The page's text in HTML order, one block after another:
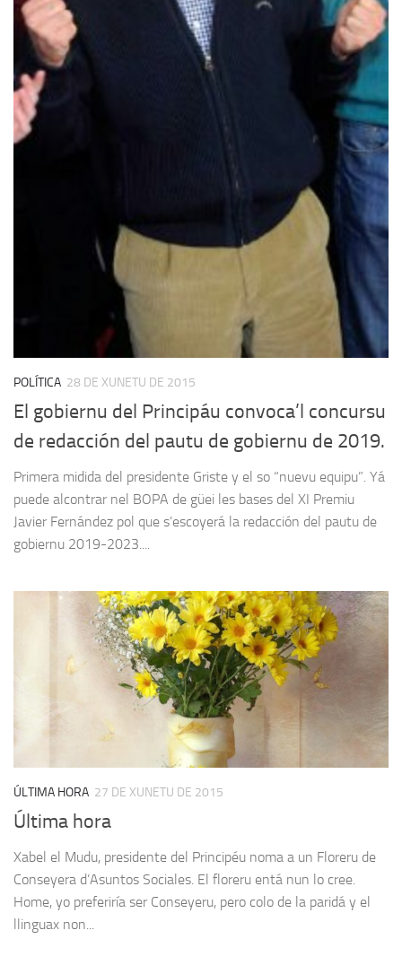
POLÍTICA 28 DE XUNETU DE 2015
El gobiernu del Principáu convoca’l concursu
de redacción del pautu de gobiernu de 2019.
Primera midida del presidente Griste y el so “nuevu equipu”. Yá
puede alcontrar nel BOPA de güei les bases del XI Premiu
Javier Fernández pol que s’escoyerá la redacción del pautu de
gobiernu 2019-2023....
ÚLTIMA HORA 27 DE XUNETU DE 2015
Última hora
Xabel el Mudu, presidente del Principéu noma a un Floreru de
Conseyera d’Asuntos Sociales. El floreru entá nun lo cree.
Home, yo preferiría ser Conseyeru, pero colo de la paridá y el
llinguax non...